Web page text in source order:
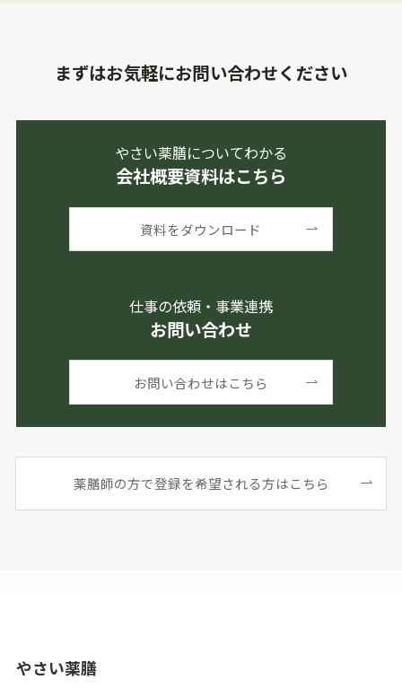
まずはお気軽にお問い合わせください
やさい薬膳についてわかる
会社概要資料はこちら
資料をダウンロード
仕事の依頼・事業連携
お問い合わせ
お問い合わせはこちら
薬膳師の方で登録を希望される方はこちら
やさい薬膳